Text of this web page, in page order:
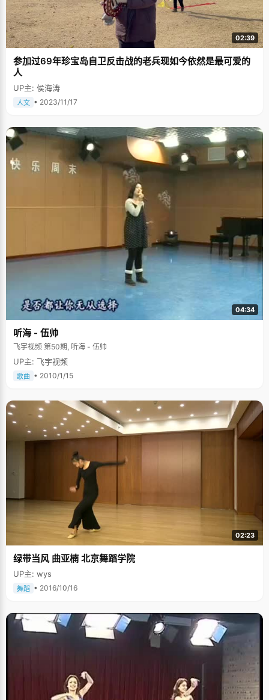
02:39
参加过69年珍宝岛自卫反击战的老兵现如今依然是最可爱的
人
UP主: 侯海涛
人文 • 2023/11/17
04:34
听海 - 伍帅
飞宇视频 第50期, 听海 - 伍帅
UP主: 飞宇视频
歌曲 • 2010/1/15
02:23
绿带当风 曲亚楠 北京舞蹈学院
UP主: wys
舞蹈 • 2016/10/16